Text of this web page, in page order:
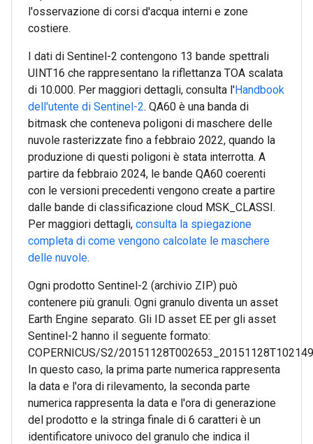
l'osservazione di corsi d'acqua interni e zone
costiere.
I dati di Sentinel-2 contengono 13 bande spettrali
UINT16 che rappresentano la riflettanza TOA scalata
di 10.000. Per maggiori dettagli, consulta l'Handbook
dell'utente di Sentinel-2. QA60 è una banda di
bitmask che conteneva poligoni di maschere delle
nuvole rasterizzate fino a febbraio 2022, quando la
produzione di questi poligoni è stata interrotta. A
partire da febbraio 2024, le bande QA60 coerenti
con le versioni precedenti vengono create a partire
dalle bande di classificazione cloud MSK_CLASSI.
Per maggiori dettagli, consulta la spiegazione
completa di come vengono calcolate le maschere
delle nuvole.
Ogni prodotto Sentinel-2 (archivio ZIP) può
contenere più granuli. Ogni granulo diventa un asset
Earth Engine separato. Gli ID asset EE per gli asset
Sentinel-2 hanno il seguente formato:
COPERNICUS/S2/
In questo caso, la prima parte numerica rappresenta
la data e l'ora di rilevamento, la seconda parte
numerica rappresenta la data e l'ora di generazione
del prodotto e la stringa finale di 6 caratteri è un
identificatore univoco del granulo che indica il